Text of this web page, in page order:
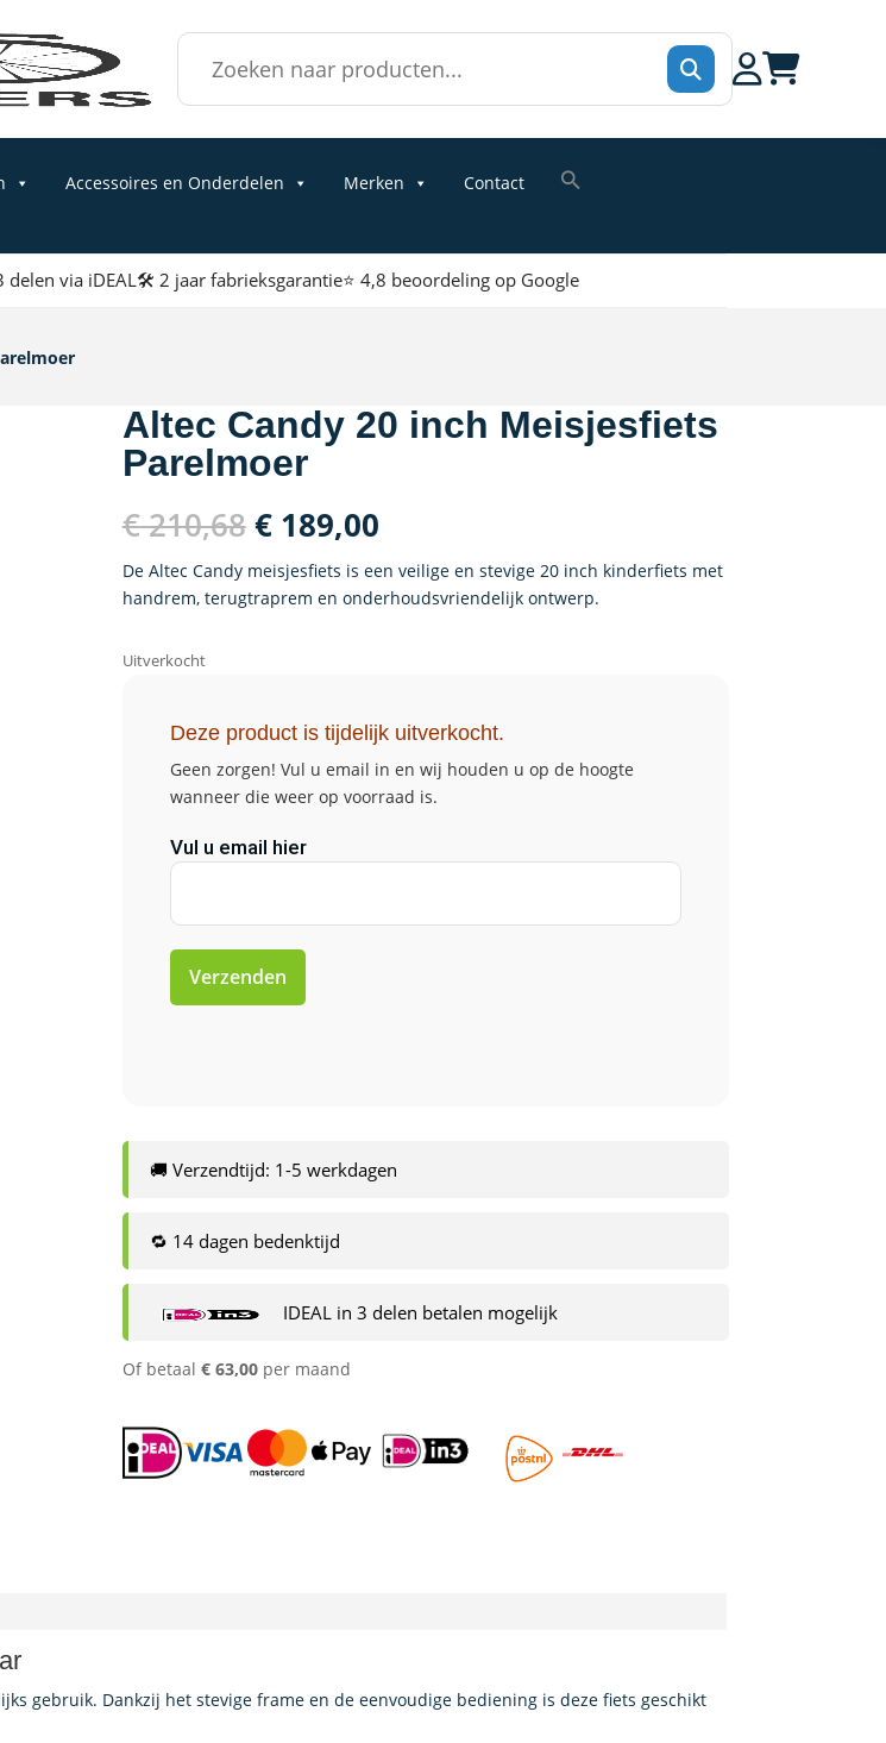
Zoek
naar:
Accessoires en Onderdelen Merken Contact
delen via iDEAL🛠 2 jaar fabrieksgarantie⭐ 4,8 beoordeling op Google
Altec Candy 20 inch Meisjesfiets
Parelmoer
€210,68 Oorspronkelijke
prijs
was:
€ 210,68.
€189,00Huidige
is:
€ 189,00.
De Altec Candy meisjesfiets is een veilige en stevige 20 inch kinderfiets met
handrem, terugtraprem en onderhoudsvriendelijk ontwerp.
Uitverkocht
Deze product is tijdelijk uitverkocht.
Geen zorgen! Vul u email in en wij houden u op de hoogte
wanneer die weer op voorraad is.
Vul u email hier
🚚 Verzendtijd: 1-5 werkdagen
🔁 14 dagen bedenktijd
IDEAL in 3 delen betalen mogelijk
Of betaal €63,00per maand
gebruik. Dankzij het stevige frame en de eenvoudige bediening is deze fiets geschikt